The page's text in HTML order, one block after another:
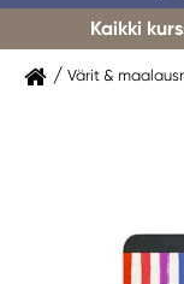
Kaikki
Värit &